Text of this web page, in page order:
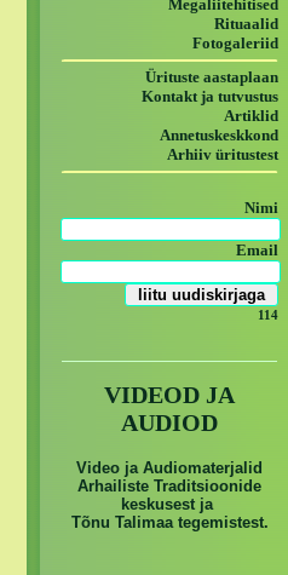
Megaliitehitised
Rituaalid
Fotogaleriid
Ürituste aastaplaan
Kontakt ja tutvustus
Artiklid
Annetuskeskkond
Arhiiv üritustest
Nimi
Email
114
VIDEOD JA
AUDIOD
Video ja Audiomaterjalid
Arhailiste Traditsioonide
keskusest ja
Tõnu Talimaa tegemistest.